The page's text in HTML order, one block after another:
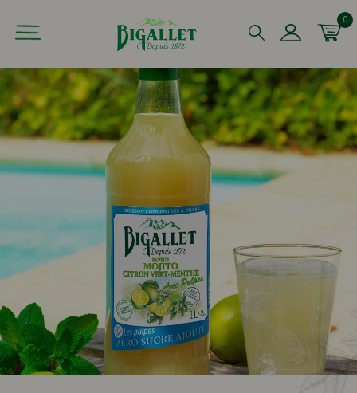
Que recherchez-vous ?
0